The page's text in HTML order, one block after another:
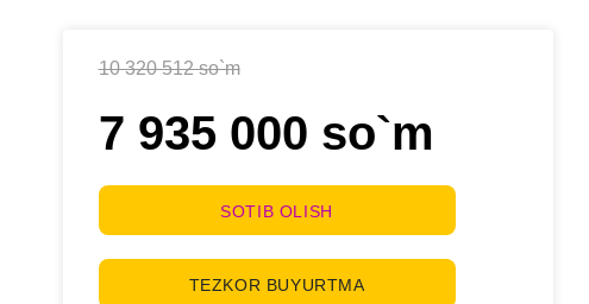
10 320 512 so`m
7 935 000 so`m
SOTIB OLISH
TEZKOR BUYURTMA